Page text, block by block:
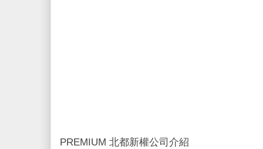
PREMIUM 北都新權公司介紹